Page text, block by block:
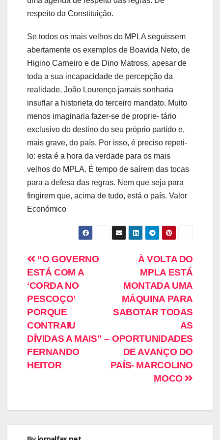
respeito da Constituição.
Se todos os mais velhos do MPLA seguissem
abertamente os exemplos de Boavida Neto, de
Higino Carneiro e de Dino Matross, apesar de
toda a sua incapacidade de percepção da
realidade, João Lourenço jamais sonharia
insuflar a historieta do terceiro mandato. Muito
menos imaginaria fazer-se de proprie- tário
exclusivo do destino do seu próprio partido e,
mais grave, do país. Por isso, é preciso repeti-
lo: esta é a hora da verdade para os mais
velhos do MPLA. É tempo de saírem das tocas
para a defesa das regras. Nem que seja para
fingirem que, acima de tudo, está o país. Valor
Económico
À VOLTA DO
MPLA ESTÁ
MONTADA UMA
MÁQUINA PARA
SABOTAR TODAS
AS
OPORTUNIDADES
DE AVANÇO DO
PAÍS- MARCOLINO
MOCO
“O GOVERNO
ESTÁ COM A
‘CORDA NO
PESCOÇO’
PORQUE
CONTRAIU
DÍVIDAS A MAIS” –
FERNANDO
HEITOR